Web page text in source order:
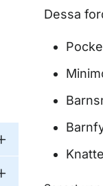
Undermeny för Däck
Undermeny för
Dessa